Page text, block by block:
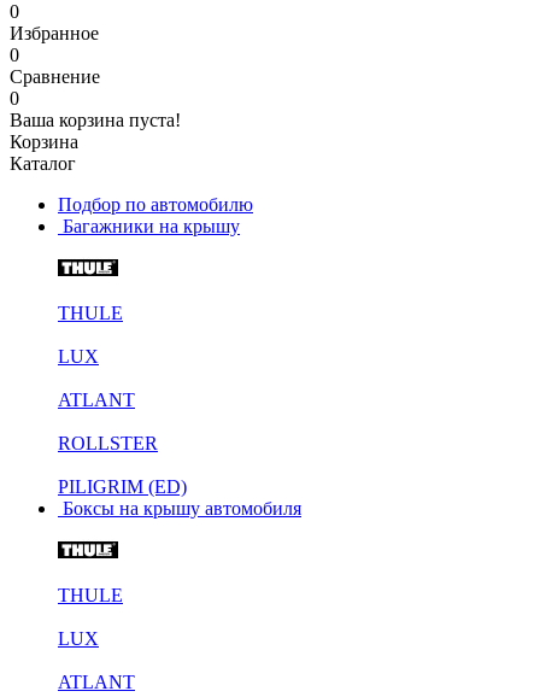
0
Избранное
0
Сравнение
0
Ваша корзина пуста!
Корзина
Каталог
Подбор по автомобилю
Багажники на крышу
THULE
LUX
ATLANT
ROLLSTER
PILIGRIM (ED)
Боксы на крышу автомобиля
THULE
LUX
ATLANT